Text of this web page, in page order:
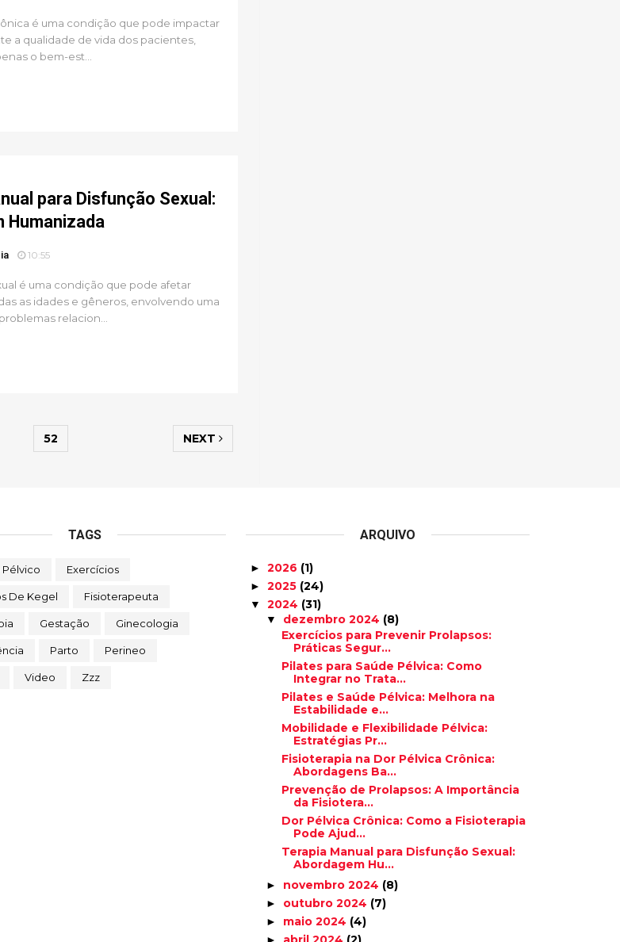
é uma condição que pode impactar
a qualidade de vida dos pacientes,
o bem-est...
para Disfunção Sexual:
Humanizada
10:55
é uma condição que pode afetar
as idades e gêneros, envolvendo uma
relacion...
52 NEXT
TAGS
Pélvico Exercícios
De Kegel Fisioterapeuta
Gestação Ginecologia
Parto Perineo
Video Zzz
ARQUIVO
►2026 (1)
►2025 (24)
▼2024 (31)
▼ dezembro 2024 (8)
Exercícios para Prevenir Prolapsos:
Práticas Segur...
Pilates para Saúde Pélvica: Como
Integrar no Trata...
Pilates e Saúde Pélvica: Melhora na
Estabilidade e...
Mobilidade e Flexibilidade Pélvica:
Estratégias Pr...
Fisioterapia na Dor Pélvica Crônica:
Abordagens Ba...
Prevenção de Prolapsos: A Importância
da Fisiotera...
Dor Pélvica Crônica: Como a Fisioterapia
Pode Ajud...
Terapia Manual para Disfunção Sexual:
Abordagem Hu...
► novembro 2024 (8)
► outubro 2024 (7)
► maio 2024 (4)